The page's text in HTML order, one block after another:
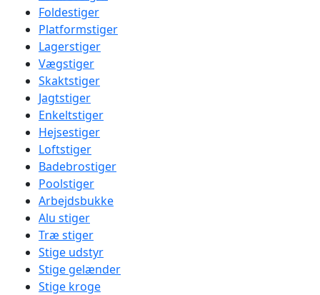
Foldestiger
Platformstiger
Lagerstiger
Vægstiger
Skaktstiger
Jagtstiger
Enkeltstiger
Hejsestiger
Loftstiger
Badebrostiger
Poolstiger
Arbejdsbukke
Alu stiger
Træ stiger
Stige udstyr
Stige gelænder
Stige kroge